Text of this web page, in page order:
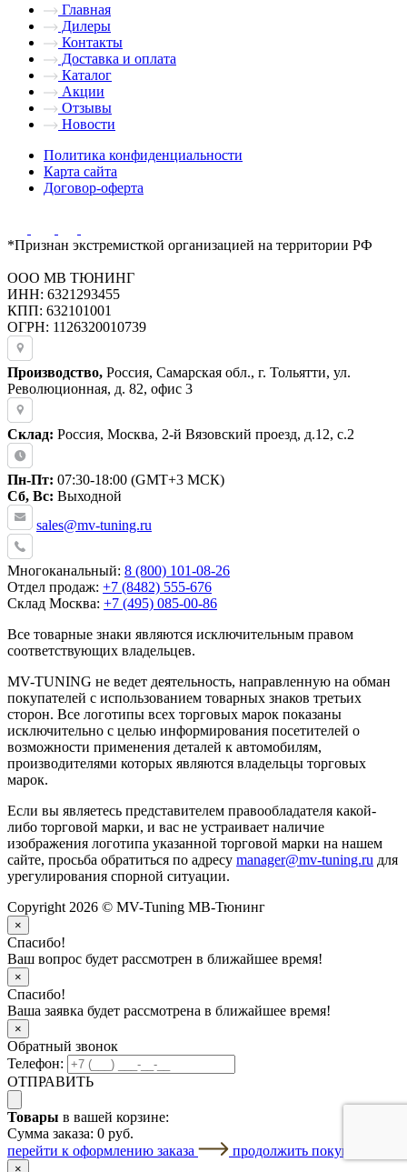
Главная
Дилеры
Контакты
Доставка и оплата
Каталог
Акции
Отзывы
Новости
Политика конфиденциальности
Карта сайта
Договор-оферта
*Признан экстремисткой организацией на территории РФ
ООО МВ ТЮНИНГ
ИНН: 6321293455
КПП: 632101001
ОГРН: 1126320010739
Производство, Россия, Самарская обл., г. Тольятти, ул.
Революционная, д. 82, офис 3
Склад: Россия, Москва, 2-й Вязовский проезд, д.12, с.2
Пн-Пт: 07:30-18:00 (GMT+3 МСК)
Сб, Вс: Выходной
sales@mv-tuning.ru
Многоканальный: 8 (800) 101-08-26
Отдел продаж: +7 (8482) 555-676
Склад Москва: +7 (495) 085-00-86
Все товарные знаки являются исключительным правом
соответствующих владельцев.
MV-TUNING не ведет деятельность, направленную на обман
покупателей с использованием товарных знаков третьих
сторон. Все логотипы всех торговых марок показаны
исключительно с целью информирования посетителей о
возможности применения деталей к автомобилям,
производителями которых являются владельцы торговых
марок.
Если вы являетесь представителем правообладателя какой-
либо торговой марки, и вас не устраивает наличие
изображения логотипа указанной торговой марки на нашем
сайте, просьба обратиться по адресу manager@mv-tuning.ru для
урегулирования спорной ситуации.
Copyright 2026 © MV-Tuning МВ-Тюнинг
×
Спасибо!
Ваш вопрос будет рассмотрен в ближайшее время!
×
Спасибо!
Ваша заявка будет рассмотрена в ближайшее время!
×
Обратный звонок
Телефон:
ОТПРАВИТЬ
Товары в вашей корзине:
Сумма заказа: 0 руб.
перейти к оформлению заказа
продолжить покупки
×